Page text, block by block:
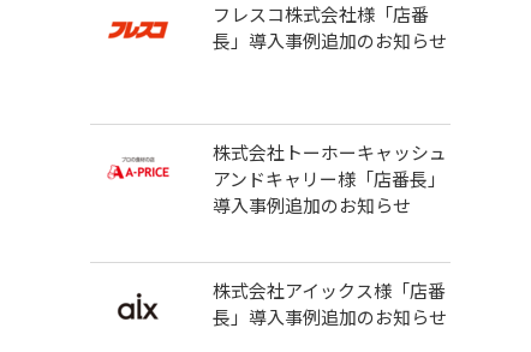
フレスコ株式会社様「店番
長」導入事例追加のお知らせ
株式会社トーホーキャッシュ
アンドキャリー様「店番長」
導入事例追加のお知らせ
株式会社アイックス様「店番
長」導入事例追加のお知らせ